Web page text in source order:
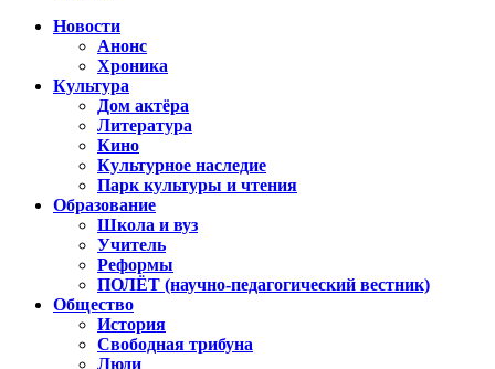
Новости
Анонс
Хроника
Культура
Дом актёра
Литература
Кино
Культурное наследие
Парк культуры и чтения
Образование
Школа и вуз
Учитель
Реформы
ПОЛЁТ (научно-педагогический вестник)
Общество
История
Свободная трибуна
Люди